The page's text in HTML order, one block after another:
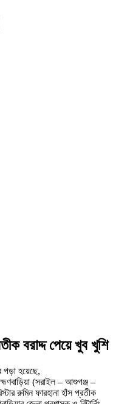
বরাদ্দ পেয়ে খুব খুশি
পড়া হয়েছে,
(সরাইল – আশুগঞ্জ –
রুমিন ফারহানা হাঁস প্রতীক